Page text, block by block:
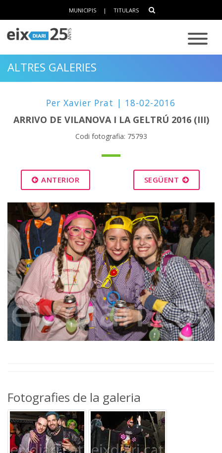
MUNICIPIS | TITULARS
ALTRES GALERIES
Per Xavier Prat | 18-02-2016
ARRIVO DE VILANOVA I LA GELTRÚ 2016 (III)
Codi fotografia: 75793
ANTERIOR SEGÜENT
Fotografies de la galeria